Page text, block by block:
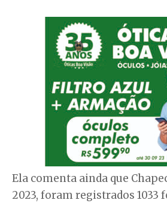
Ela comenta ainda que
2023, foram registrados 1033